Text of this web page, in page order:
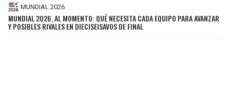
MUNDIAL 2026
MUNDIAL 2026, AL MOMENTO: QUÉ NECESITA CADA EQUIPO PARA AVANZAR
Y POSIBLES RIVALES EN DIECISEISAVOS DE FINAL